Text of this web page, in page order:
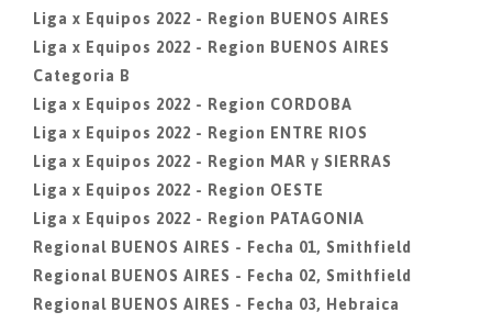
Liga x Equipos 2022 - Region BUENOS AIRES
Liga x Equipos 2022 - Region BUENOS AIRES
Categoria B
Liga x Equipos 2022 - Region CORDOBA
Liga x Equipos 2022 - Region ENTRE RIOS
Liga x Equipos 2022 - Region MAR y SIERRAS
Liga x Equipos 2022 - Region OESTE
Liga x Equipos 2022 - Region PATAGONIA
Regional BUENOS AIRES - Fecha 01, Smithfield
Regional BUENOS AIRES - Fecha 02, Smithfield
Regional BUENOS AIRES - Fecha 03, Hebraica